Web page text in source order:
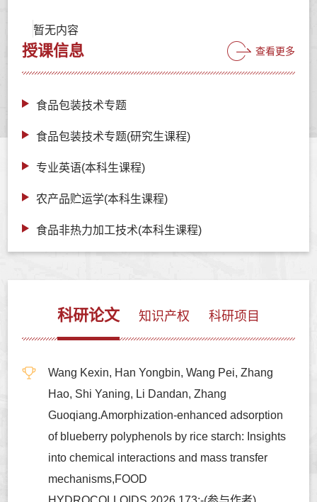
暂无内容
授课信息 查看更多
食品包装技术专题
食品包装技术专题(研究生课程)
专业英语(本科生课程)
农产品贮运学(本科生课程)
食品非热力加工技术(本科生课程)
科研论文 知识产权 科研项目
Wang Kexin, Han Yongbin, Wang Pei, Zhang
Hao, Shi Yaning, Li Dandan, Zhang
Guoqiang.Amorphization-enhanced adsorption
of blueberry polyphenols by rice starch: Insights
into chemical interactions and mass transfer
mechanisms,FOOD